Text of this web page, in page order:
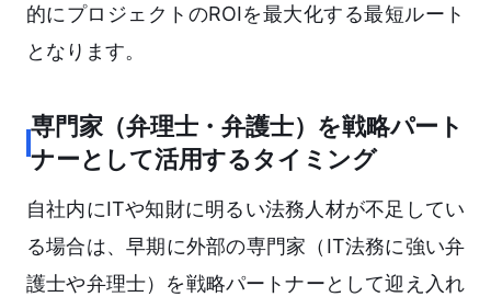
的にプロジェクトのROIを最大化する最短ルート
となります。
専門家（弁理士・弁護士）を戦略パート
ナーとして活用するタイミング
自社内にITや知財に明るい法務人材が不足してい
る場合は、早期に外部の専門家（IT法務に強い弁
護士や弁理士）を戦略パートナーとして迎え入れ